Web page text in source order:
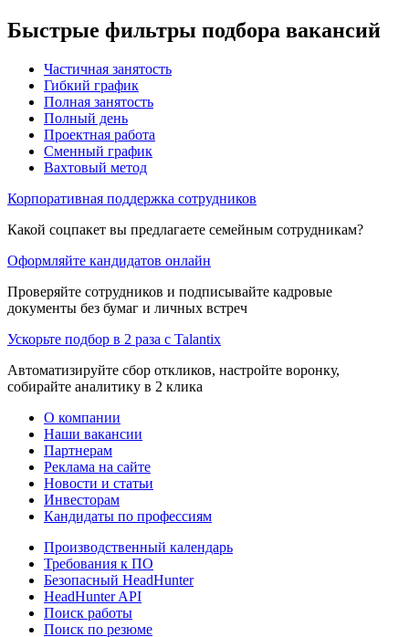
Быстрые фильтры подбора вакансий
Частичная занятость
Гибкий график
Полная занятость
Полный день
Проектная работа
Сменный график
Вахтовый метод
Корпоративная поддержка сотрудников
Какой соцпакет вы предлагаете семейным сотрудникам?
Оформляйте кандидатов онлайн
Проверяйте сотрудников и подписывайте кадровые
документы без бумаг и личных встреч
Ускорьте подбор в 2 раза с Talantix
Автоматизируйте сбор откликов, настройте воронку,
собирайте аналитику в 2 клика
О компании
Наши вакансии
Партнерам
Реклама на сайте
Новости и статьи
Инвесторам
Кандидаты по профессиям
Производственный календарь
Требования к ПО
Безопасный HeadHunter
HeadHunter API
Поиск работы
Поиск по резюме